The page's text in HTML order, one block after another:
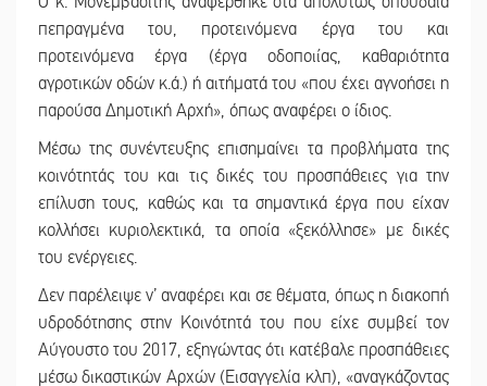
πεπραγμένα του, προτεινόμενα έργα του και
προτεινόμενα έργα (έργα οδοποιίας, καθαριότητα
αγροτικών οδών κ.ά.) ή αιτήματά του «που έχει αγνοήσει η
παρούσα Δημοτική Αρχή», όπως αναφέρει ο ίδιος.
Μέσω της συνέντευξης επισημαίνει τα προβλήματα της
κοινότητάς του και τις δικές του προσπάθειες για την
επίλυση τους, καθώς και τα σημαντικά έργα που είχαν
κολλήσει κυριολεκτικά, τα οποία «ξεκόλλησε» με δικές
του ενέργειες.
Δεν παρέλειψε ν’ αναφέρει και σε θέματα, όπως η διακοπή
υδροδότησης στην Κοινότητά του που είχε συμβεί τον
Αύγουστο του 2017, εξηγώντας ότι κατέβαλε προσπάθειες
μέσω δικαστικών Αρχών (Εισαγγελία κλπ), «αναγκάζοντας